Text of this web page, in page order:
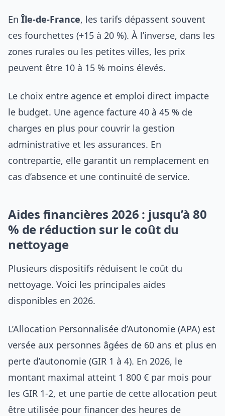
En Île-de-France, les tarifs dépassent souvent
ces fourchettes (+15 à 20 %). À l’inverse, dans les
zones rurales ou les petites villes, les prix
peuvent être 10 à 15 % moins élevés.
Le choix entre agence et emploi direct impacte
le budget. Une agence facture 40 à 45 % de
charges en plus pour couvrir la gestion
administrative et les assurances. En
contrepartie, elle garantit un remplacement en
cas d’absence et une continuité de service.
Aides financières 2026 : jusqu’à 80
% de réduction sur le coût du
nettoyage
Plusieurs dispositifs réduisent le coût du
nettoyage. Voici les principales aides
disponibles en 2026.
L’Allocation Personnalisée d’Autonomie (APA) est
versée aux personnes âgées de 60 ans et plus en
perte d’autonomie (GIR 1 à 4). En 2026, le
montant maximal atteint 1 800 € par mois pour
les GIR 1-2, et une partie de cette allocation peut
être utilisée pour financer des heures de